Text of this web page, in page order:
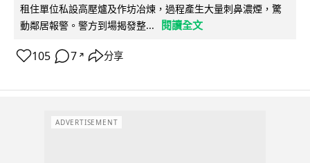
租住單位私設高壓爐及作坊冶煉，過程產生大量刺鼻濃煙，驚
動鄰居報警。警方到場揭發整...
閱讀全文
105 7 ↗ 分享
ADVERTISEMENT